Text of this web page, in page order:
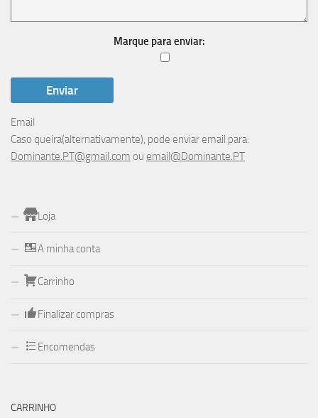
Marque para enviar:
Email
Caso queira(alternativamente), pode enviar email para:
Dominante.PT@gmail.com ou email@Dominante.PT
Loja
A minha conta
Carrinho
Finalizar compras
Encomendas
CARRINHO